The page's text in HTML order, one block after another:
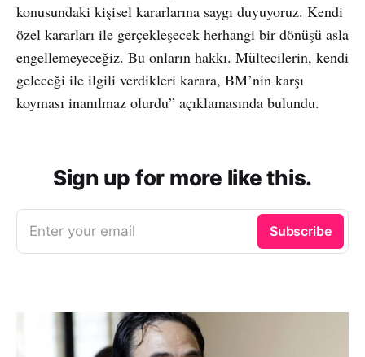
konusundaki kişisel kararlarına saygı duyuyoruz. Kendi
özel kararları ile gerçekleşecek herhangi bir dönüşü asla
engellemeyeceğiz. Bu onların hakkı. Mültecilerin, kendi
geleceği ile ilgili verdikleri karara, BM’nin karşı
koyması inanılmaz olurdu” açıklamasında bulundu.
Sign up for more like this.
Enter your email Subscribe